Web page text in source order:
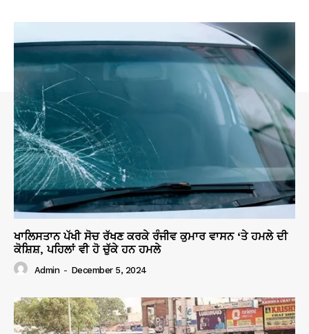
ਖਾਲਿਸਤਾਨ ਪੱਖੀ ਸੋਚ ਰੱਖਣ ਕਰਕੇ ਰੰਜੀਵ ਕੁਮਾਰ ਵਾਸਨ ‘ਤੇ ਹਮਲੇ ਦੀ
ਕੋਸ਼ਿਸ਼, ਪਹਿਲਾਂ ਵੀ ਹੋ ਚੁੱਕੇ ਹਨ ਹਮਲੇ
Admin - December 5, 2024